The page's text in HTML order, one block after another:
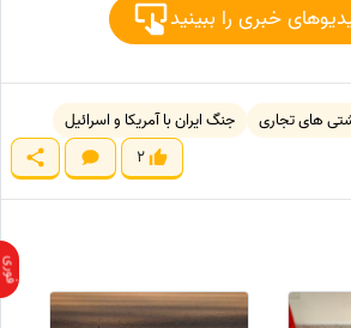
خبری را ببینید
های تجاری
جنگ ایران با آمریکا و اسرائیل
2